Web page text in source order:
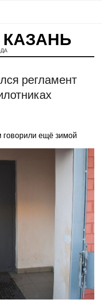
регламент
ещё зимой